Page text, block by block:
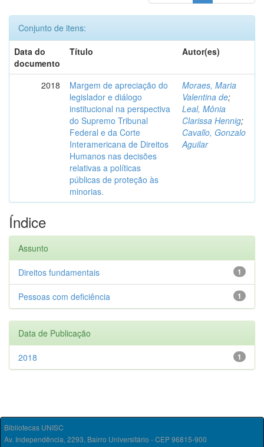
Conjunto de itens:
Data do
documento
Título Autor(es)
2018
Margem de apreciação do
legislador e diálogo
institucional na perspectiva
do Supremo Tribunal
Federal e da Corte
Interamericana de Direitos
Humanos nas decisões
relativas a políticas
públicas de proteção às
minorias.
Moraes, Maria
Valentina de;
Leal, Mônia
Clarissa Hennig;
Cavallo, Gonzalo
Aguilar
Índice
Assunto
1
Direitos fundamentais
1
Pessoas com deficiência
Data de Publicação
1
2018
Bibliotecas UNISC
Av. Independência, 2293, Bairro Universitário - CEP 96815-900